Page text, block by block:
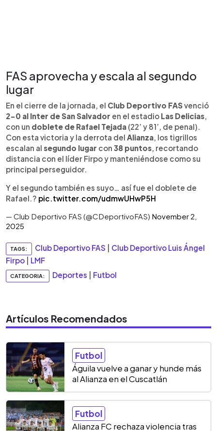
FAS aprovecha y escala al segundo
lugar
En el cierre de la jornada, el Club Deportivo FASvenció
2-0 al Inter de San Salvador en el estadio Las Delicias,
con un doblete de Rafael Tejada (22’ y 81’, de penal).
Con esta victoria y la derrota del Alianza, los tigrillos
escalan al segundo lugar con 38 puntos, recortando
distancia con el líder Firpo y manteniéndose como su
principal perseguidor.
Y el segundo también es suyo… así fue el doblete de
Rafael.? pic.twitter.com/udmwUHwP5H
— Club Deportivo FAS (@CDeportivoFAS) November 2,
2025
TAGS: Club Deportivo FAS
Club Deportivo Luis Ángel
Firpo
LMF
CATEGORIA: Deportes Futbol
Artículos Recomendados
Futbol
Águila vuelve a ganar y hunde más
al Alianza en el Cuscatlán
Futbol
Alianza FC rechaza violencia tras